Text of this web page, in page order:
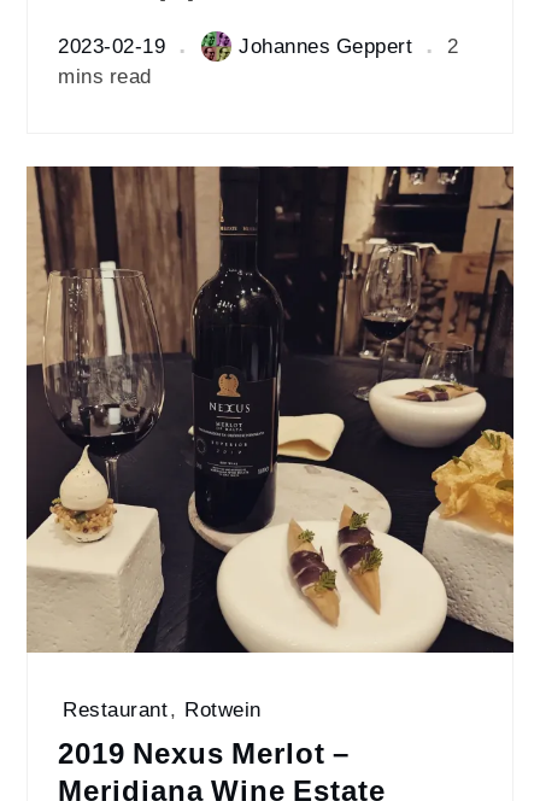
2023-02-19 Johannes Geppert
2
mins read
Restaurant, Rotwein
2019 Nexus Merlot –
Meridiana Wine Estate